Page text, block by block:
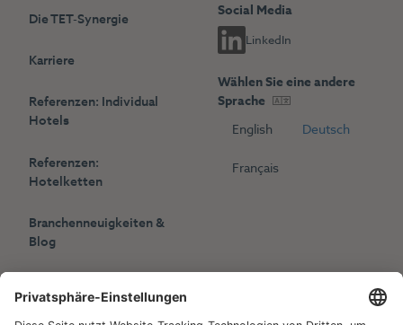
Die TET-Synergie
Karriere
Referenzen: Individual
Hotels
Referenzen:
Hotelketten
Branchenneuigkeiten &
Blog
Social Media
LinkedIn
Wählen Sie eine andere
Sprache
English
Deutsch
Français